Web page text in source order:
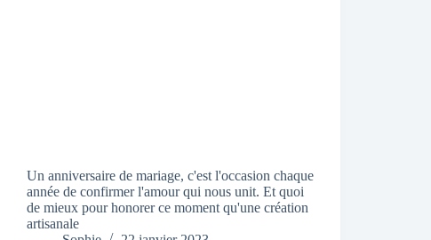
Un anniversaire de mariage, c'est l'occasion chaque
année de confirmer l'amour qui nous unit. Et quoi
de mieux pour honorer ce moment qu'une création
artisanale